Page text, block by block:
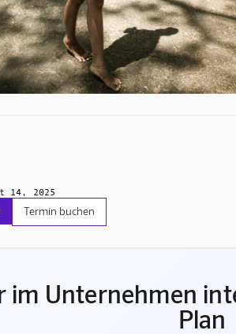
14, 2025
Termin buchen
im Unternehmen
Plan